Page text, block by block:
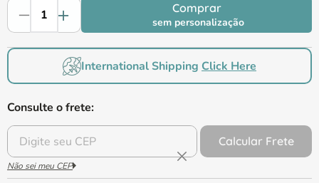
Comprar
sem personalização
International Shipping Click Here
Consulte o frete:
Calcular Frete
Não sei meu CEP